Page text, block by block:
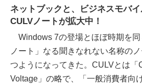
ネットブックと、ビジネスモバ
CULVノートが拡大中！
Windows 7の登場とほぼ時期を
ノート」なる聞きなれない名称の
つようになってきた。CULVとは「
Voltage」の略で、「一般消費者向